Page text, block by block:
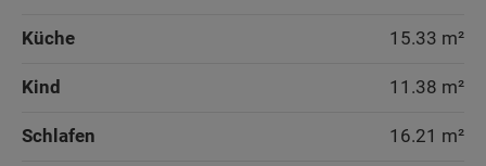
Küche 15.33 m²
Kind 11.38 m²
Schlafen 16.21 m²